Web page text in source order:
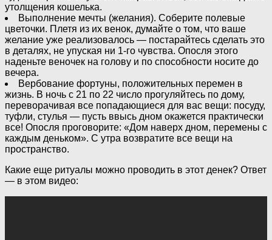
утолщения кошелька.
Выполнение мечты (желания). Соберите полевые
цветочки. Плетя из их венок, думайте о том, что ваше
желание уже реализовалось — постарайтесь сделать это
в деталях, не упуская ни 1-го чувства. Опосля этого
наденьте веночек на голову и по способности носите до
вечера.
Вербование фортуны, положительных перемен в
жизнь. В ночь с 21 по 22 число прогуляйтесь по дому,
переворачивая все попадающиеся для вас вещи: посуду,
туфли, стулья — пусть ввысь дном окажется практически
все! Опосля проговорите: «Дом наверх дном, перемены с
каждым деньком». С утра возвратите все вещи на
пространство.
Какие еще ритуалы можно проводить в этот денек? Ответ
— в этом видео: